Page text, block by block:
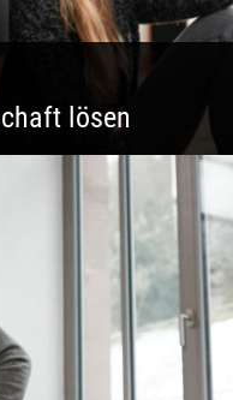
lösen
die Leichtigkeit